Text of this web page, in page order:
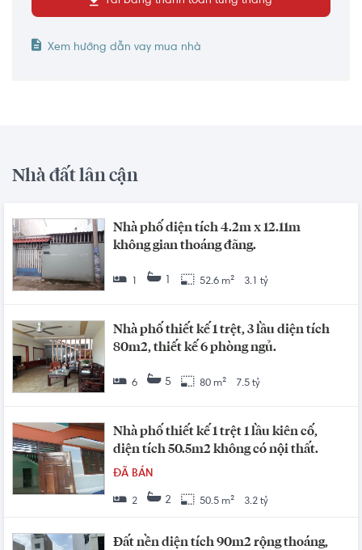
Xem hướng dẫn vay mua nhà
Nhà đất lân cận
Nhà phố diện tích 4.2m x 12.11m
không gian thoáng đãng.
1 52.6 m² 3.1 tỷ
Nhà phố thiết kế 1 trệt, 3 lầu diện tích
80m2, thiết kế 6 phòng ngủ.
6 5 80 m² 7.5 tỷ
Nhà phố thiết kế 1 trệt 1 lầu kiên cố,
diện tích 50.5m2 không có nội thất.
ĐÃ BÁN
2 2 50.5 m² 3.2 tỷ
Đất nền diện tích 90m2 rộng thoáng,